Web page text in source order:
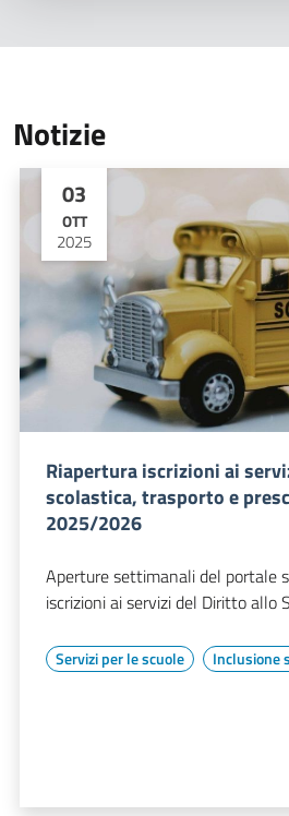
Notizie
03
OTT
2025
Riapertura iscrizioni ai
scolastica, trasporto e
2025/2026
Aperture settimanali del portale
iscrizioni ai servizi del Diritto allo
Servizi per le scuole Inclusione